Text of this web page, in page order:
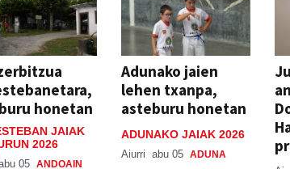
honetan
JAIAK
2026
05 ANDOAIN
Adunako jaien
lehen txanpa,
asteburu honetan
ADUNAKO JAIAK 2026
Aiurri abu 05 ADUNA